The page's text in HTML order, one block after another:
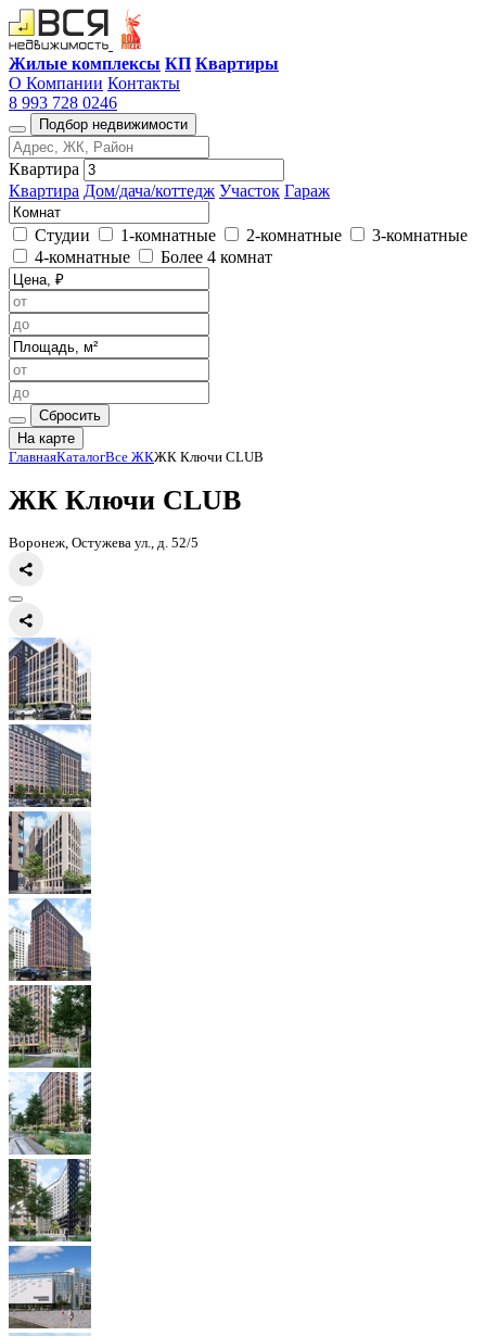
Жилые комплексы КП Квартиры
О Компании Контакты
8 993 728 0246
Подбор недвижимости
Квартира
Квартира Дом/дача/коттедж Участок Гараж
Студии 1-комнатные 2-комнатные
3-комнатные
4-комнатные
Более 4 комнат
Сбросить
На карте
Главная
ЖК Ключи CLUB
Воронеж, Остужева ул., д. 52/5